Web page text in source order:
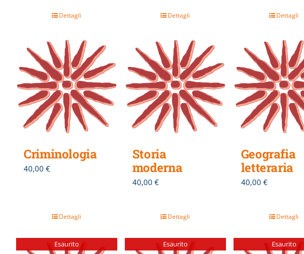
Dettagli Dettagli Dettagli
Criminologia
40,00 €
Dettagli
Storia
moderna
40,00 €
Dettagli
Geografia
letteraria
40,00 €
Dettagli
Esaurito Esaurito Esaurito